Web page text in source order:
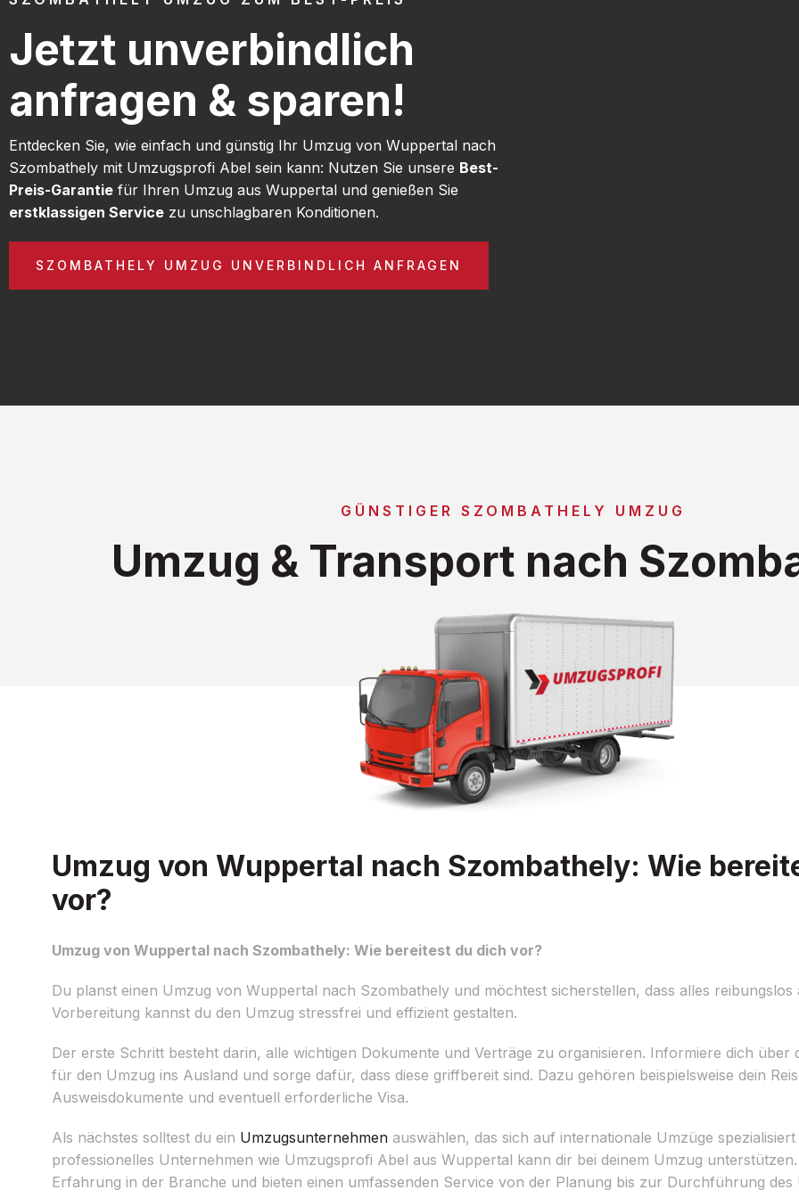
Jetzt unverbindlich
anfragen & sparen!
Entdecken Sie, wie einfach und günstig Ihr Umzug von Wuppertal nach
Szombathely mit Umzugsprofi Abel sein kann: Nutzen Sie unsere Best-
Preis-Garantie für Ihren Umzug aus Wuppertal und genießen Sie
erstklassigen Service zu unschlagbaren Konditionen.
SZOMBATHELY UMZUG UNVERBINDLICH ANFRAGEN
GÜNSTIGER SZOMBATHELY UMZUG
Umzug & Transport nach
Umzug von Wuppertal nach Szombathely: Wie
vor?
Umzug von Wuppertal nach Szombathely: Wie bereitest du dich vor?
Du planst einen Umzug von Wuppertal nach Szombathely und möchtest sicherstellen, dass alles
Vorbereitung kannst du den Umzug stressfrei und effizient gestalten.
Der erste Schritt besteht darin, alle wichtigen Dokumente und Verträge zu organisieren. Informiere dich über
für den Umzug ins Ausland und sorge dafür, dass diese griffbereit sind. Dazu gehören beispielsweise dein
Ausweisdokumente und eventuell erforderliche Visa.
Als nächstes solltest du ein Umzugsunternehmen auswählen, das sich auf internationale Umzüge
professionelles Unternehmen wie Umzugsprofi Abel aus Wuppertal kann dir bei deinem Umzug
Erfahrung in der Branche und bieten einen umfassenden Service von der Planung bis zur Durchführung des